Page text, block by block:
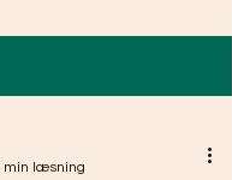
min læsning